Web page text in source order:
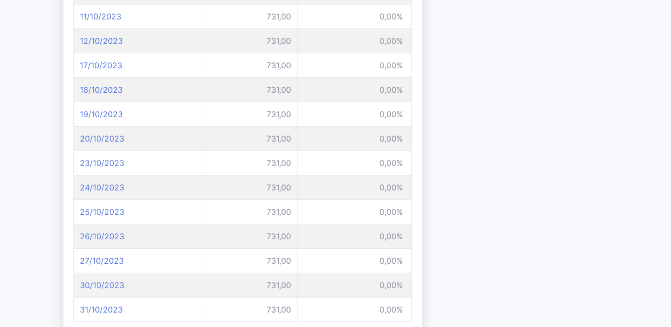
11/10/2023 731,00 0,00%
12/10/2023 731,00 0,00%
17/10/2023 731,00 0,00%
18/10/2023 731,00 0,00%
19/10/2023 731,00 0,00%
20/10/2023 731,00 0,00%
23/10/2023 731,00 0,00%
24/10/2023 731,00 0,00%
25/10/2023 731,00 0,00%
26/10/2023 731,00 0,00%
27/10/2023 731,00 0,00%
30/10/2023 731,00 0,00%
31/10/2023 731,00 0,00%